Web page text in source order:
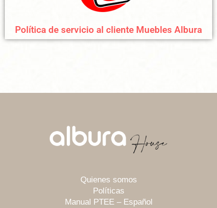
Política de servicio al cliente Muebles Albura
Quienes somos
Políticas
Manual PTEE – Español